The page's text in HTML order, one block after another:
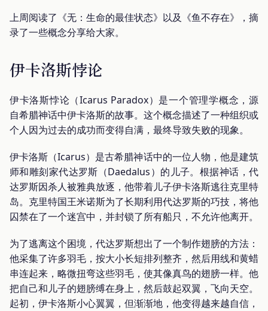
上周阅读了《无：生命的最佳状态》以及《鱼不存在》，摘
录了一些概念分享给大家。
伊卡洛斯悖论
伊卡洛斯悖论（Icarus Paradox）是一个管理学概念，源
自希腊神话中伊卡洛斯的故事。这个概念描述了一种组织或
个人因为过去的成功而变得自满，最终导致失败的现象。
伊卡洛斯（Icarus）是古希腊神话中的一位人物，他是建筑
师和雕刻家代达罗斯（Daedalus）的儿子。根据神话，代
达罗斯因杀人被雅典放逐，他带着儿子伊卡洛斯逃往克里特
岛。克里特国王米诺斯为了长期利用代达罗斯的巧技，将他
囚禁在了一个迷宫中，并封锁了所有船只，不允许他离开。
为了逃离这个困境，代达罗斯想出了一个制作翅膀的方法：
他采集了许多羽毛，按大小长短排列整齐，然后用线和黄蜡
串连起来，略微扭弯这些羽毛，使其像真鸟的翅膀一样。他
把自己和儿子的翅膀缚在身上，然后鼓起双翼，飞向天空。
起初，伊卡洛斯小心翼翼，但渐渐地，他变得越来越自信，